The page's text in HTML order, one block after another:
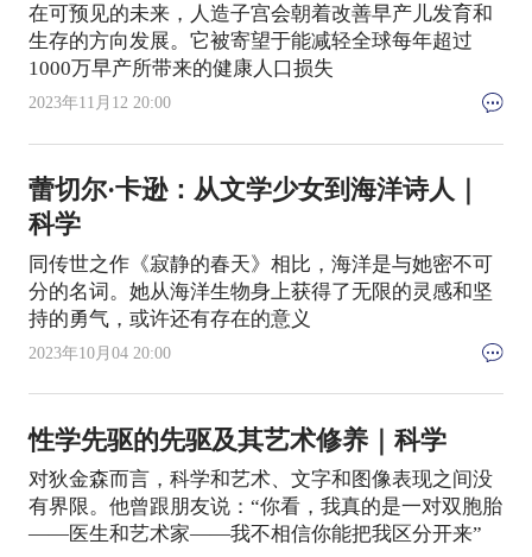
在可预见的未来，人造子宫会朝着改善早产儿发育和
生存的方向发展。它被寄望于能减轻全球每年超过
1000万早产所带来的健康人口损失
2023年11月12 20:00
蕾切尔·卡逊：从文学少女到海洋诗人｜
科学
同传世之作《寂静的春天》相比，海洋是与她密不可
分的名词。她从海洋生物身上获得了无限的灵感和坚
持的勇气，或许还有存在的意义
2023年10月04 20:00
性学先驱的先驱及其艺术修养｜科学
对狄金森而言，科学和艺术、文字和图像表现之间没
有界限。他曾跟朋友说：“你看，我真的是一对双胞胎
——医生和艺术家——我不相信你能把我区分开来”